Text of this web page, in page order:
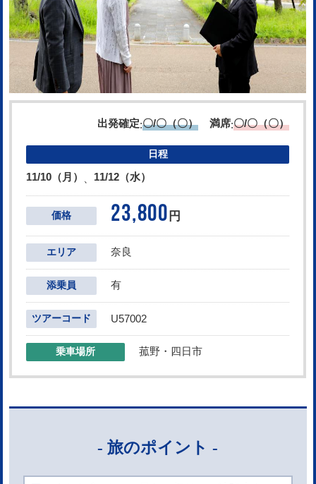
出発確定:〇/〇（〇） 満席:〇/〇（〇）
日程
11/10（月） 、 11/12（水）
価格 23,800 円
エリア 奈良
添乗員 有
ツアーコード U57002
乗車場所 菰野・四日市
- 旅のポイント -